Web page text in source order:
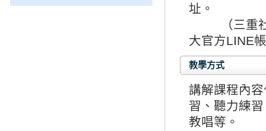
址。
（三重社
大官方LINE
教學方式
講解課程內
習、聽力練
教唱等。